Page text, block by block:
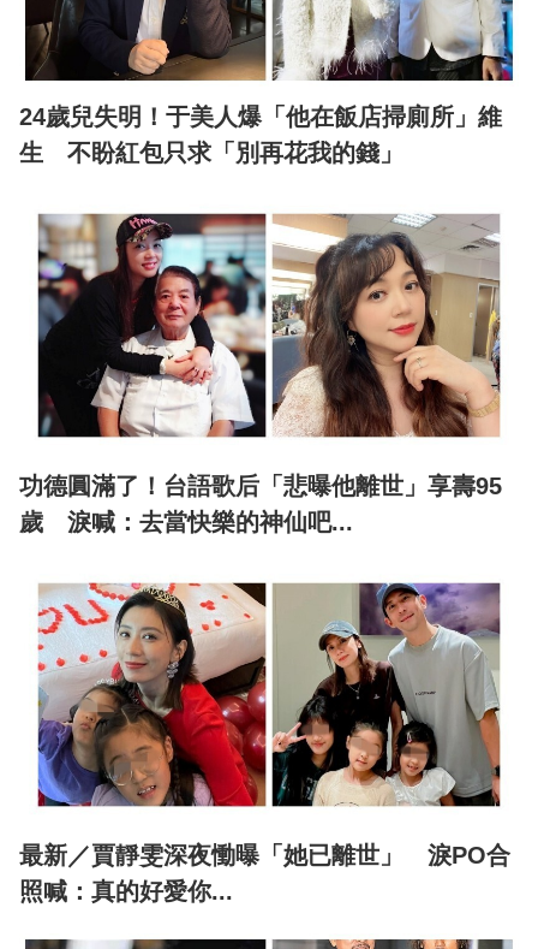
24歲兒失明！于美人爆「他在飯店掃廁所」維
生 不盼紅包只求「別再花我的錢」
功德圓滿了！台語歌后「悲曝他離世」享壽95
歲 淚喊：去當快樂的神仙吧...
最新／賈靜雯深夜慟曝「她已離世」 淚PO合
照喊：真的好愛你...